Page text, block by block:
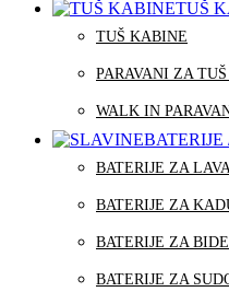
TUŠ
TUŠ KABINE
PARAVANI ZA
WALK IN
BATERIJE ZA
BATERIJE ZA
BATERIJE ZA BIDE
BATERIJE ZA